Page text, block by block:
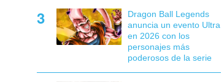
Dragon Ball Legends
anuncia un evento Ultra
en 2026 con los
personajes más
poderosos de la serie